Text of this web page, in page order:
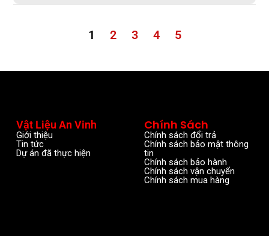
1 2 3 4 5
Vật Liệu An Vinh
Giới thiệu
Tin tức
Dự án đã thực hiện
Chính Sách
Chính sách đổi trả
Chính sách bảo mật thông
tin
Chính sách bảo hành
Chính sách vận chuyển
Chính sách mua hàng